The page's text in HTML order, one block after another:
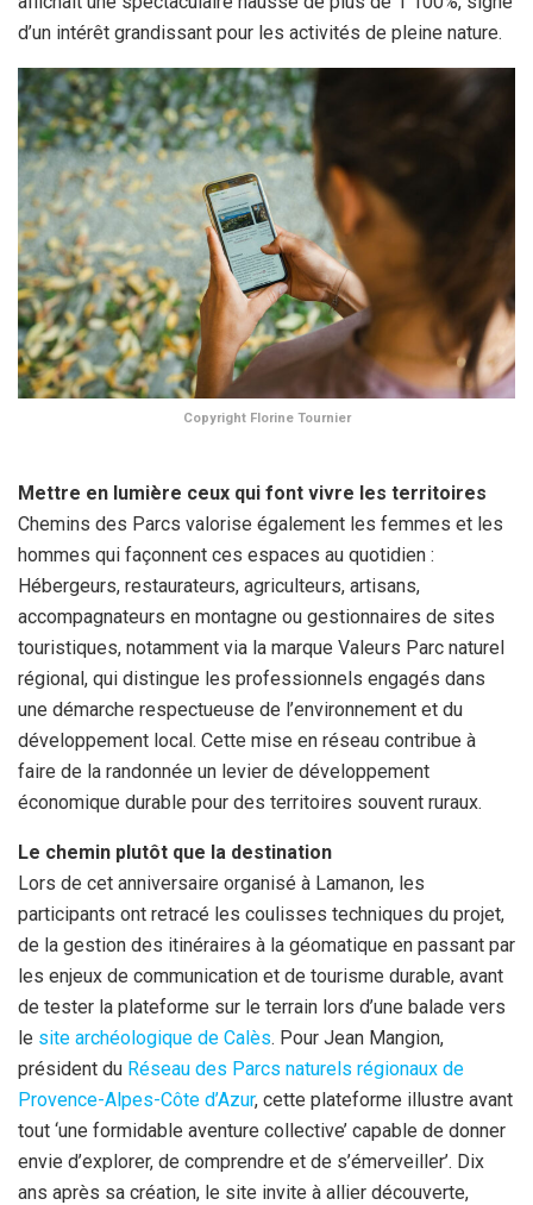
d’un intérêt grandissant pour les activités de pleine nature.
Copyright Florine Tournier
Mettre en lumière ceux qui font vivre les territoires
Chemins des Parcs valorise également les femmes et les
hommes qui façonnent ces espaces au quotidien :
Hébergeurs, restaurateurs, agriculteurs, artisans,
accompagnateurs en montagne ou gestionnaires de sites
touristiques, notamment via la marque Valeurs Parc naturel
régional, qui distingue les professionnels engagés dans
une démarche respectueuse de l’environnement et du
développement local. Cette mise en réseau contribue à
faire de la randonnée un levier de développement
économique durable pour des territoires souvent ruraux.
Le chemin plutôt que la destination
Lors de cet anniversaire organisé à Lamanon, les
participants ont retracé les coulisses techniques du projet,
de la gestion des itinéraires à la géomatique en passant par
les enjeux de communication et de tourisme durable, avant
de tester la plateforme sur le terrain lors d’une balade vers
le site archéologique de Calès. Pour Jean Mangion,
président du Réseau des Parcs naturels régionaux de
Provence-Alpes-Côte d’Azur, cette plateforme illustre avant
tout ‘une formidable aventure collective’ capable de donner
envie d’explorer, de comprendre et de s’émerveiller’. Dix
ans après sa création, le site invite à allier découverte,